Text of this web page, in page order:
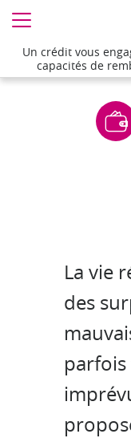
Un crédit vous
capacités de
La vie
des
parfois
Un crédit vous
capacités de